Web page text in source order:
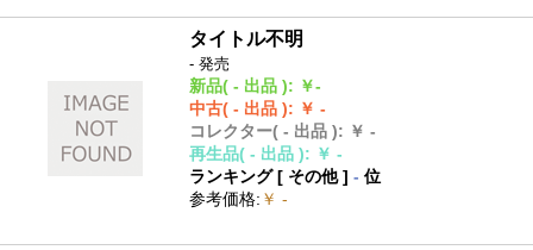
タイトル不明
- 発売
新品( - 出品 ): ￥-
中古( - 出品 ): ￥ -
コレクター( - 出品 ): ￥ -
再生品( - 出品 ): ￥ -
ランキング [ その他]- 位
参考価格: ￥ -